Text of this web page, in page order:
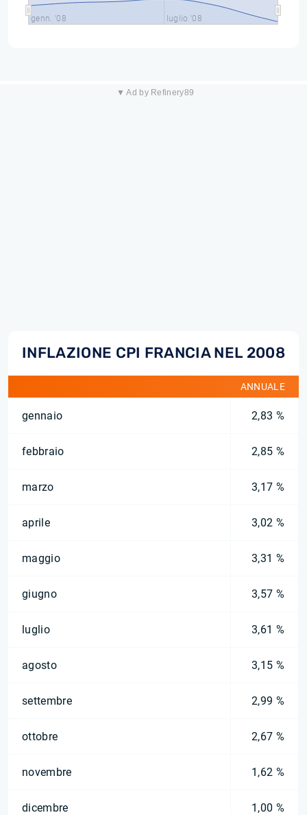
genn. '08 luglio '08
▼ Ad by Refinery89
INFLAZIONE CPI FRANCIA NEL 2008
ANNUALE
gennaio 2,83 %
febbraio 2,85 %
marzo 3,17 %
aprile 3,02 %
maggio 3,31 %
giugno 3,57 %
luglio 3,61 %
agosto 3,15 %
settembre 2,99 %
ottobre 2,67 %
novembre 1,62 %
dicembre 1,00 %